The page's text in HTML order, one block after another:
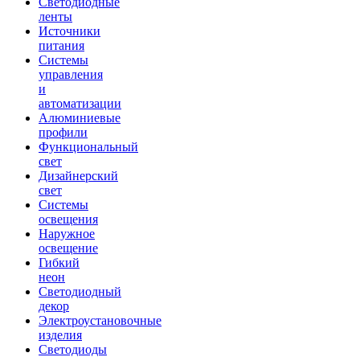
ленты
Источники
питания
Системы
управления
и
автоматизации
Алюминиевые
профили
Функциональный
свет
Дизайнерский
свет
Системы
освещения
Наружное
освещение
Гибкий
неон
Светодиодный
декор
Электроустановочные
изделия
Светодиоды